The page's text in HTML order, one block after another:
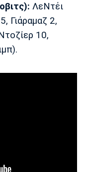
ΜαρσέιγΛεΝτέι
Γιάραμαζ 2,
10,